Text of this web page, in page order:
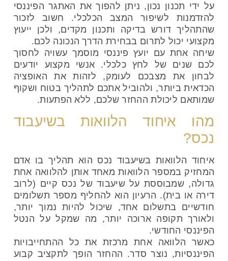
על ידי תכנון נכון, ניתן להפוך את האתגר הפיננסי
להזדמנות לשיפור המצב הכלכלי. חשוב לזכור
שהתהליך דורש בדיקה ותכנון מקדים, ולכן ייעוץ
מקצועי יכול לתרום בבחירת הדרך הנכונה לכם.
שיחה אחת עם יועץ פיננסי מוסמך עשויה לחסוך
לכם שנים של לחץ כלכלי. אנשי מקצוע יודעים
לבחון את מצבכם לעומק, לזהות את האופציה
הכדאית ביותר, ולהוביל אתכם לתהליך בטוח ושקוף
שמותאם ליכולת ההחזר שלכם, ללא הפתעות.
מהו איחוד הלוואות בשיעבוד
נכס?
איחוד הלוואות בשיעבוד נכס הוא תהליך בו אדם
המחזיק במספר הלוואות מאחד אותן להלוואה אחת
גדולה, שמבוססת על שיעבוד של נכס קיים (לרוב
דירה או בית). הרעיון הוא להחליף מספר תשלומים
חודשיים בתשלום אחד, שיכול להיות נמוך יותר,
ולאורך תקופה ארוכה יותר, מה שמקל על הנטל
הפיננסי החודשי.
כאשר הלוואה אחת מרכזת את כל ההתחייבויות
הפיננסיות, נוצר סדר. ההחזר הופך לתקציב קבוע